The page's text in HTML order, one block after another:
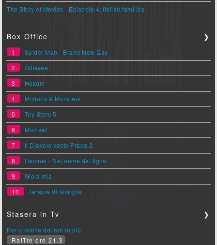
The Story of Movies - Episodio 4: Italian families
Box Office ❯
1
Spider-Man - Brand New Day
2
Odissea
3
Hokum
4
Minions & Monsters
5
Toy Story 5
6
Michael
7
Il Diavolo veste Prada 2
8
Hamnet - Nel nome del figlio
9
Gioia mia
10
Terapia di famiglia
Stasera in Tv ❯
Per qualche dollaro in più
RaiTre ore 21.3